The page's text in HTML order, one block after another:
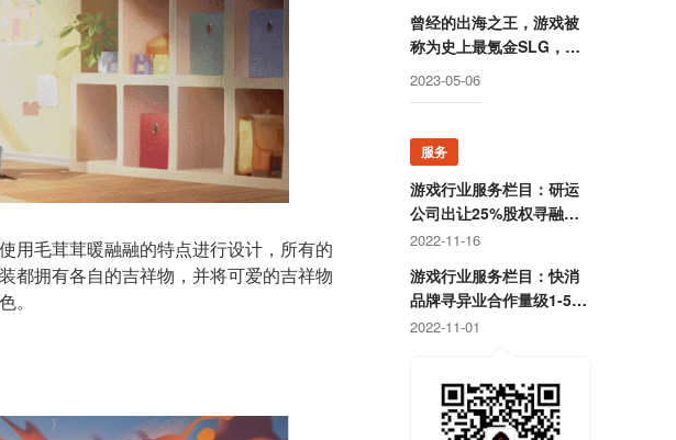
用毛茸茸暖融融的特点进行设计，所有的
都拥有各自的吉祥物，并将可爱的吉祥物
。
曾经的出海之王，游戏被
称为史上最氪金SLG，这
家公司卖身被赚走50亿后
2023-05-06
服务
游戏行业服务栏目：研运
公司出让25%股权寻融
资；某团队寻开发线上合
2022-11-16
游戏行业服务栏目：快消
品牌寻异业合作量级1-5
亿；灵犀互娱上海团队招
2022-11-01